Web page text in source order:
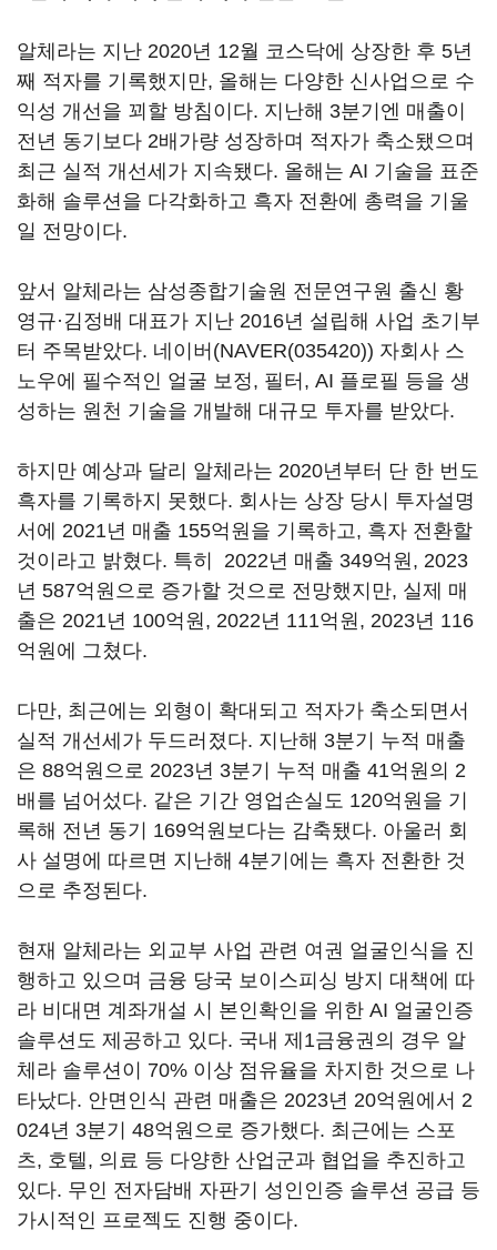
알체라는 지난 2020년 12월 코스닥에 상장한 후 5년
째 적자를 기록했지만, 올해는 다양한 신사업으로 수
익성 개선을 꾀할 방침이다. 지난해 3분기엔 매출이
전년 동기보다 2배가량 성장하며 적자가 축소됐으며
최근 실적 개선세가 지속됐다. 올해는 AI 기술을 표준
화해 솔루션을 다각화하고 흑자 전환에 총력을 기울
일 전망이다.
앞서 알체라는 삼성종합기술원 전문연구원 출신 황
영규·김정배 대표가 지난 2016년 설립해 사업 초기부
터 주목받았다. 네이버(NAVER(035420)) 자회사 스
노우에 필수적인 얼굴 보정, 필터, AI 플로필 등을 생
성하는 원천 기술을 개발해 대규모 투자를 받았다.
하지만 예상과 달리 알체라는 2020년부터 단 한 번도
흑자를 기록하지 못했다. 회사는 상장 당시 투자설명
서에 2021년 매출 155억원을 기록하고, 흑자 전환할
것이라고 밝혔다. 특히 2022년 매출 349억원, 2023
년 587억원으로 증가할 것으로 전망했지만, 실제 매
출은 2021년 100억원, 2022년 111억원, 2023년 116
억원에 그쳤다.
다만, 최근에는 외형이 확대되고 적자가 축소되면서
실적 개선세가 두드러졌다. 지난해 3분기 누적 매출
은 88억원으로 2023년 3분기 누적 매출 41억원의 2
배를 넘어섰다. 같은 기간 영업손실도 120억원을 기
록해 전년 동기 169억원보다는 감축됐다. 아울러 회
사 설명에 따르면 지난해 4분기에는 흑자 전환한 것
으로 추정된다.
현재 알체라는 외교부 사업 관련 여권 얼굴인식을 진
행하고 있으며 금융 당국 보이스피싱 방지 대책에 따
라 비대면 계좌개설 시 본인확인을 위한 AI 얼굴인증
솔루션도 제공하고 있다. 국내 제1금융권의 경우 알
체라 솔루션이 70% 이상 점유율을 차지한 것으로 나
타났다. 안면인식 관련 매출은 2023년 20억원에서 2
024년 3분기 48억원으로 증가했다. 최근에는 스포
츠, 호텔, 의료 등 다양한 산업군과 협업을 추진하고
있다. 무인 전자담배 자판기 성인인증 솔루션 공급 등
가시적인 프로젝도 진행 중이다.